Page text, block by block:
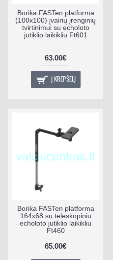
Borika FASTen platforma
(100x100) įvairių įrenginių
tvirtinimui su echoloto
jutiklio laikikliu Ft601
63.00€
Į KREPŠELĮ
Borika FASTen platforma
164x68 su teleskopiniu
echoloto jutiklio laikikliu
Ft460
65.00€